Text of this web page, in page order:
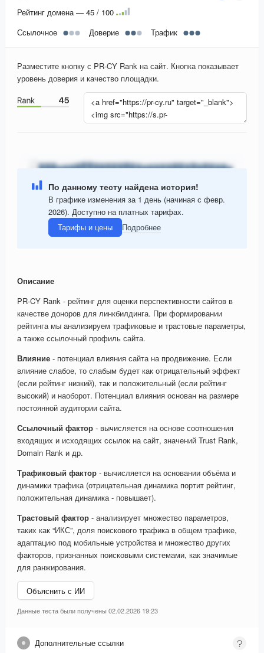
Рейтинг домена — 45 / 100
Ссылочное
Доверие Трафик
Разместите кнопку с PR-CY Rank на сайт. Кнопка показывает
уровень доверия и качество площадки.
По данному тесту найдена история!
В графике изменения за 1 день (начиная с февр.
2026). Доступно на платных тарифах.
Тарифы и цены
Подробнее
Описание
PR-CY Rank - рейтинг для оценки перспективности сайтов в
качестве доноров для линкбилдинга. При формировании
рейтинга мы анализируем трафиковые и трастовые параметры,
а также ссылочный профиль сайта.
Влияние - потенциал влияния сайта на продвижение. Если
влияние слабое, то слабым будет как отрицательный эффект
(если рейтинг низкий), так и положительный (если рейтинг
высокий) и наоборот. Потенциал влияния основан на размере
постоянной аудитории сайта.
Ссылочный фактор - вычисляется на основе соотношения
входящих и исходящих ссылок на сайт, значений Trust Rank,
Domain Rank и др.
Трафиковый фактор - вычисляется на основании объёма и
динамики трафика (отрицательная динамика портит рейтинг,
положительная динамика - повышает).
Трастовый фактор - анализирует множество параметров,
таких как “ИКС”, доля поискового трафика в общем трафике,
адаптацию под мобильные устройства и множество других
факторов, признанных поисковыми системами, как значимые
для ранжирования.
Объяснить с ИИ
Данные теста были получены 02.02.2026 19:23
Дополнительные ссылки